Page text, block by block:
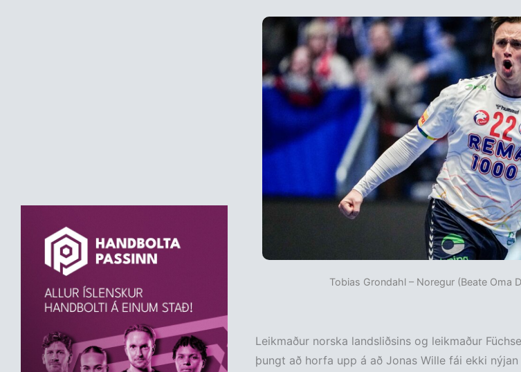
Tobias Grondahl – Noregur (Beate Oma
Leikmaður norska landsliðsins og leikmaður
þungt að horfa upp á að Jonas Wille fái ekki